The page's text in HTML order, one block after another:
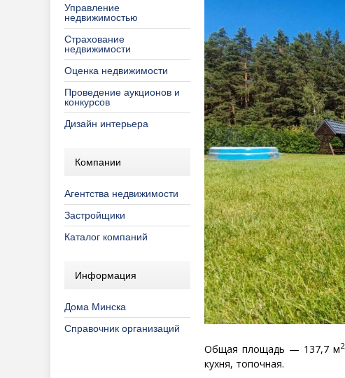
Управление
недвижимостью
Страхование
недвижимости
Оценка недвижимости
Проведение аукционов и
конкурсов
Дизайн интерьера
Компании
Агентства недвижимости
Застройщики
Каталог компаний
Информация
Дома Минска
Справочник организаций
Общая площадь — 137,7 м2
кухня, топочная.